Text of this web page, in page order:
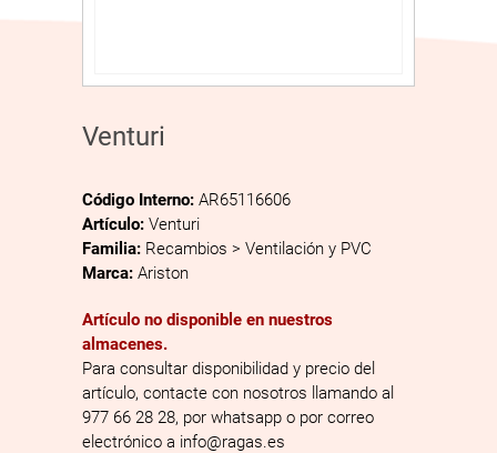
Venturi
Código Interno: AR65116606
Artículo: Venturi
Familia: Recambios > Ventilación y PVC
Marca: Ariston
Artículo no disponible en nuestros
almacenes.
Para consultar disponibilidad y precio del
artículo, contacte con nosotros llamando al
977 66 28 28, por whatsapp o por correo
electrónico a info@ragas.es